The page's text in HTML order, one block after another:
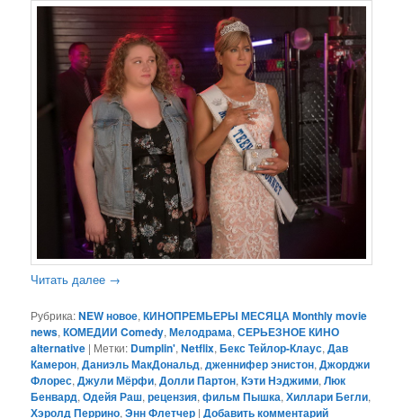
Читать далее →
Рубрика:NEW новое,КИНОПРЕМЬЕРЫ МЕСЯЦА Monthly movie
news,КОМЕДИИ Comedy,Мелодрама,СЕРЬЕЗНОЕ КИНО
alternative | Метки: Dumplin',Netflix,Бекс Тейлор-Клаус,Дав
Камерон,Даниэль МакДональд,дженнифер энистон,Джорджи
Флорес,Джули Мёрфи,Долли Партон,Кэти Нэджими,Люк
Бенвард,Одейя Раш,рецензия,фильм Пышка,Хиллари Бегли,
Хэролд Перрино,Энн Флетчер |Добавить комментарий